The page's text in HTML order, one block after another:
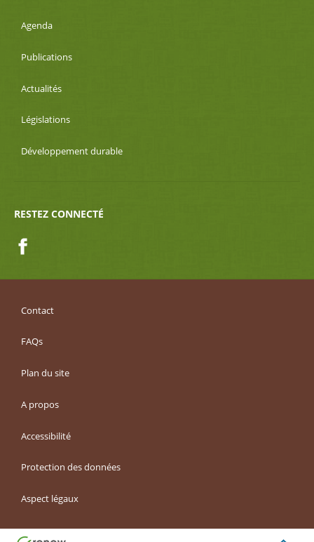
Agenda
Publications
Actualités
Législations
Développement durable
RESTEZ CONNECTÉ
Contact
FAQs
Plan du site
A propos
Accessibilité
Protection des données
Aspect légaux